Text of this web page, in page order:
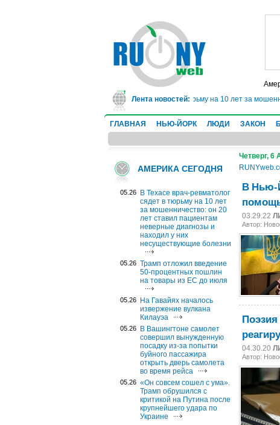
Лента новостей:
В Техасе врач-ревматолог сядет в тюрьму на 10 лет за
ГЛАВНАЯ НЬЮ-ЙОРК ЛЮДИ ЗАКОН
АМЕРИКА СЕГОДНЯ
05.26
В Техасе врач-ревматолог
сядет в тюрьму на 10 лет
за мошенничество: он 20
лет ставил пациентам
неверные диагнозы и
находил у них
несуществующие болезни
05.26 Трамп отложил введение
50-процентных пошлин
на товары из ЕС до июля
05.26
На Гавайях началось
извержение вулкана
Килауэа
05.26
В Вашингтоне самолет
совершил вынужденную
посадку из-за попытки
буйного пассажира
открыть дверь самолета
во время рейса
05.26 «Он совсем сошел с ума».
Трамп обрушился с
критикой на Путина после
крупнейшего удара по
Украине
Четверг, 6
В Нью-
03.29.22
Автор:
04.30.20
Автор: